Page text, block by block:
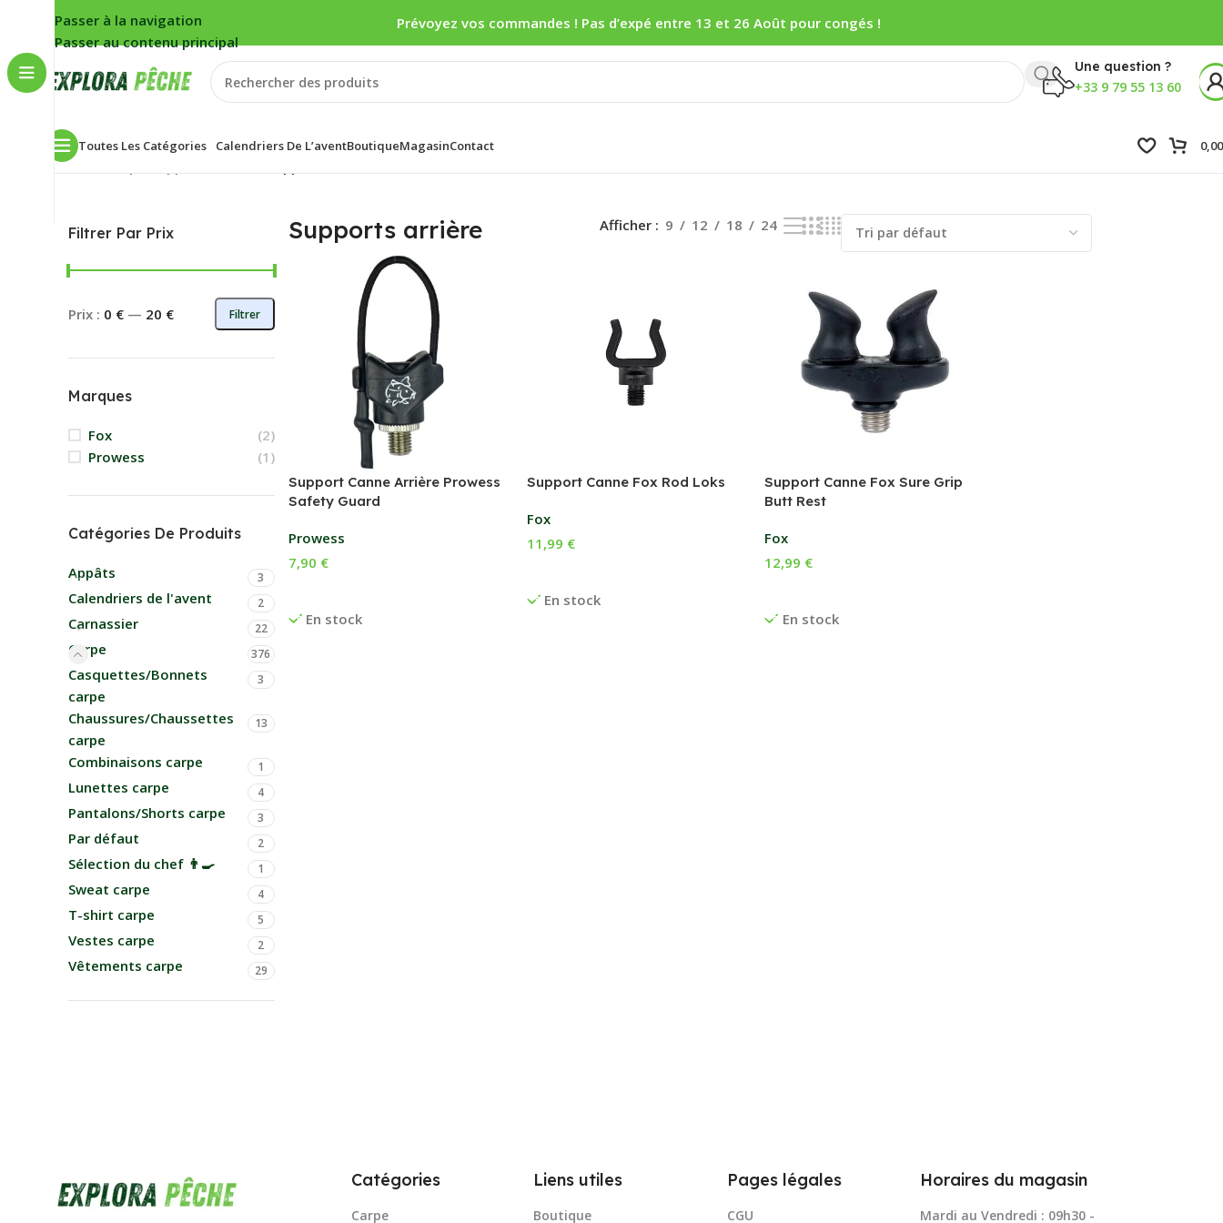
Passer à la navigation
Passer au contenu principal
Prévoyez vos commandes ! Pas d’expé entre 13 et 26 Août pour congés !
Une question ?
+33 9 79 55 13 60
Toutes Les Catégories Calendriers De L’aventBoutiqueMagasinContact
Accueil
Filtrer Par Prix
Filtrer
Prix : 0 € — 20 €
Marques
Fox
(2)
Prowess
(1)
Catégories De Produits
Appâts 3
Calendriers de l'avent 2
Carnassier 22
Carpe 376
Casquettes/Bonnets
carpe
3
Chaussures/Chaussettes
carpe
13
Combinaisons carpe 1
Lunettes carpe 4
Pantalons/Shorts carpe 3
Par défaut 2
Sélection du chef 👨‍🍳 1
Sweat carpe 4
T-shirt carpe 5
Vestes carpe 2
Vêtements carpe 29
Supports arrière Afficher 9 12 18 24
Support Canne Arrière Prowess
Safety Guard
Prowess
En stock
7,90 €
Support Canne Fox Rod Loks
Fox
En stock
11,99 €
Support Canne Fox Sure Grip
Butt Rest
Fox
En stock
12,99 €
Catégories
Carpe
Liens utiles
Boutique
Pages légales
CGU
Horaires du magasin
Mardi au Vendredi : 09h30 -